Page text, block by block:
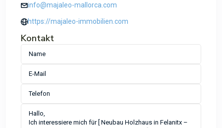
info@majaleo-mallorca.com
https://majaleo-immobilien.com
Kontakt